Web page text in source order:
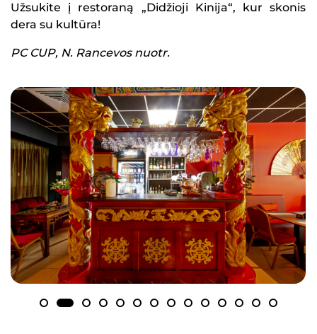
Užsukite į restoraną „Didžioji Kinija“, kur skonis
dera su kultūra!
PC CUP, N. Rancevos nuotr.